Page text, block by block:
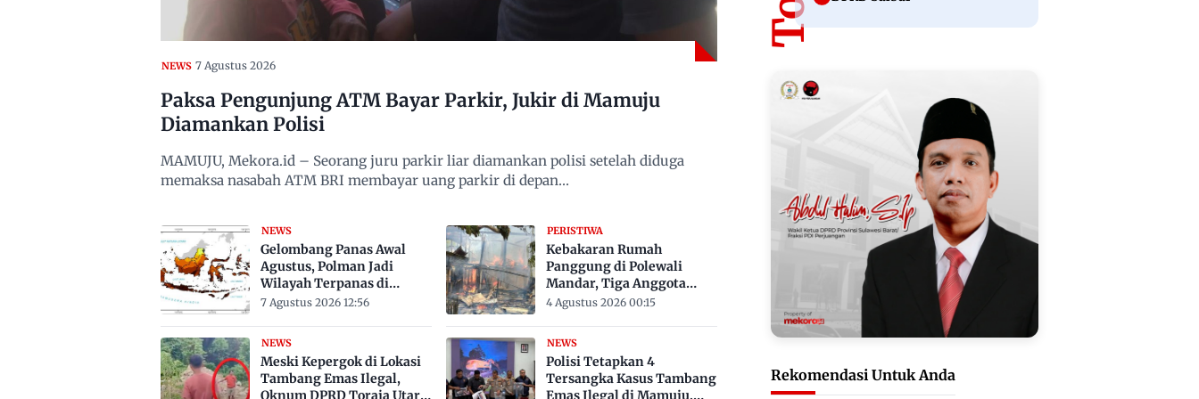
NEWS 7 Agustus 2026
Paksa Pengunjung ATM Bayar Parkir, Jukir di Mamuju
Diamankan Polisi
MAMUJU, Mekora.id – Seorang juru parkir liar diamankan polisi setelah diduga
memaksa nasabah ATM BRI membayar uang parkir di depan…
NEWS
Gelombang Panas Awal
Agustus, Polman Jadi
Wilayah Terpanas di
Sulbar Suhu Lebih Dari 33
7 Agustus 2026 12:56
PERISTIWA
Kebakaran Rumah
Panggung di Polewali
Mandar, Tiga Anggota
Keluarga Tewas Terjebak
4 Agustus 2026 00:15
NEWS
Meski Kepergok di Lokasi
Tambang Emas Ilegal,
Oknum DPRD Toraja Utara
NEWS
Polisi Tetapkan 4
Tersangka Kasus Tambang
Emas Ilegal di Mamuju,
Rekomendasi Untuk Anda